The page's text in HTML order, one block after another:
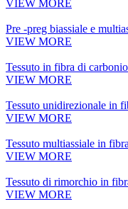
VIEW MORE
Pre -preg biassiale e
VIEW MORE
Tessuto in fibra di carbonio
VIEW MORE
Tessuto unidirezionale in
VIEW MORE
Tessuto multiassiale in
VIEW MORE
Tessuto di rimorchio in
VIEW MORE